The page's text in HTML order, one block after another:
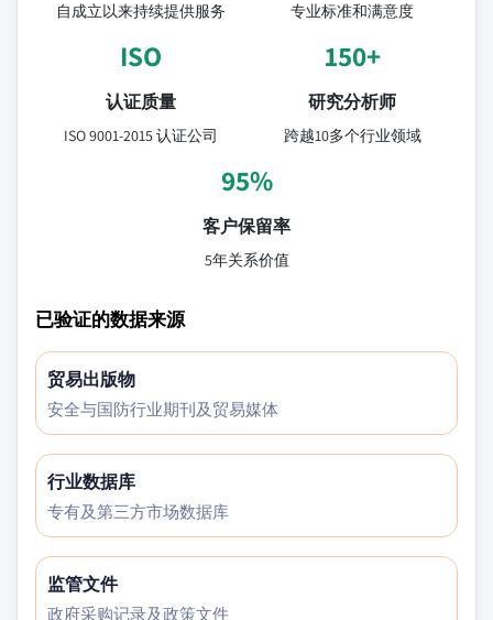
自成立以来持续提供服务 专业标准和满意度
ISO
认证质量
ISO 9001-2015 认证公司
150+
研究分析师
跨越10多个行业领域
95%
客户保留率
5年关系价值
已验证的数据来源
贸易出版物
安全与国防行业期刊及贸易媒体
行业数据库
专有及第三方市场数据库
监管文件
政府采购记录及政策文件